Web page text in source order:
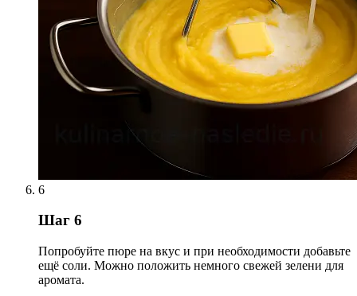
6
Шаг 6
Попробуйте пюре на вкус и при необходимости добавьте
ещё соли. Можно положить немного свежей зелени для
аромата.